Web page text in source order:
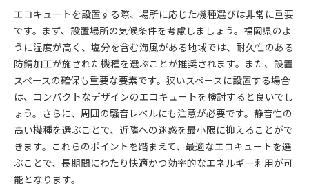
エコキュートを設置する際、場所に応じた機種選びは非常に重要
です。まず、設置場所の気候条件を考慮しましょう。福岡県のよ
うに湿度が高く、塩分を含む海風がある地域では、耐久性のある
防錆加工が施された機種を選ぶことが推奨されます。また、設置
スペースの確保も重要な要素です。狭いスペースに設置する場合
は、コンパクトなデザインのエコキュートを検討すると良いでし
ょう。さらに、周囲の騒音レベルにも注意が必要です。静音性の
高い機種を選ぶことで、近隣への迷惑を最小限に抑えることがで
きます。これらのポイントを踏まえて、最適なエコキュートを選
ぶことで、長期間にわたり快適かつ効率的なエネルギー利用が可
能となります。